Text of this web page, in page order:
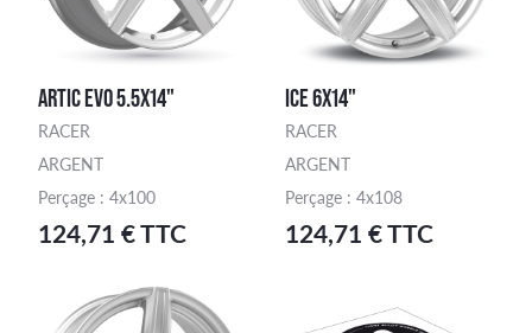
ARTIC EVO 5.5X14"
RACER
ARGENT
Perçage : 4x100
124,71 € TTC
ICE 6X14"
RACER
ARGENT
Perçage : 4x108
124,71 € TTC